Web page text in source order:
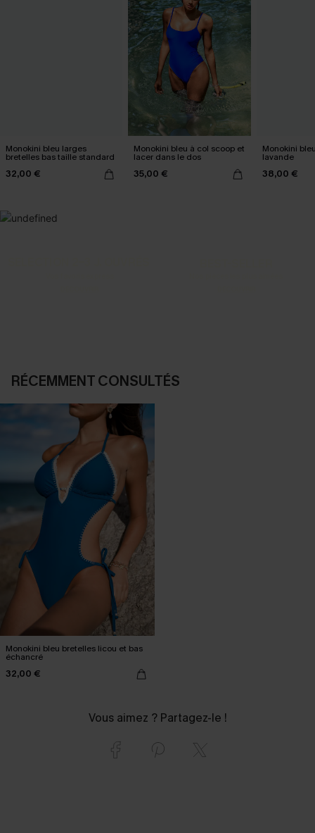
Monokini bleu larges
bretelles bas taille standard
32,00 €
Monokini bleu à col scoop et
lacer dans le dos
35,00 €
Monokini
lavande
38,00 €
RÉCEMMENT CONSULTÉS
Monokini bleu bretelles licou et bas
échancré
32,00 €
Vous aimez ? Partagez-le !